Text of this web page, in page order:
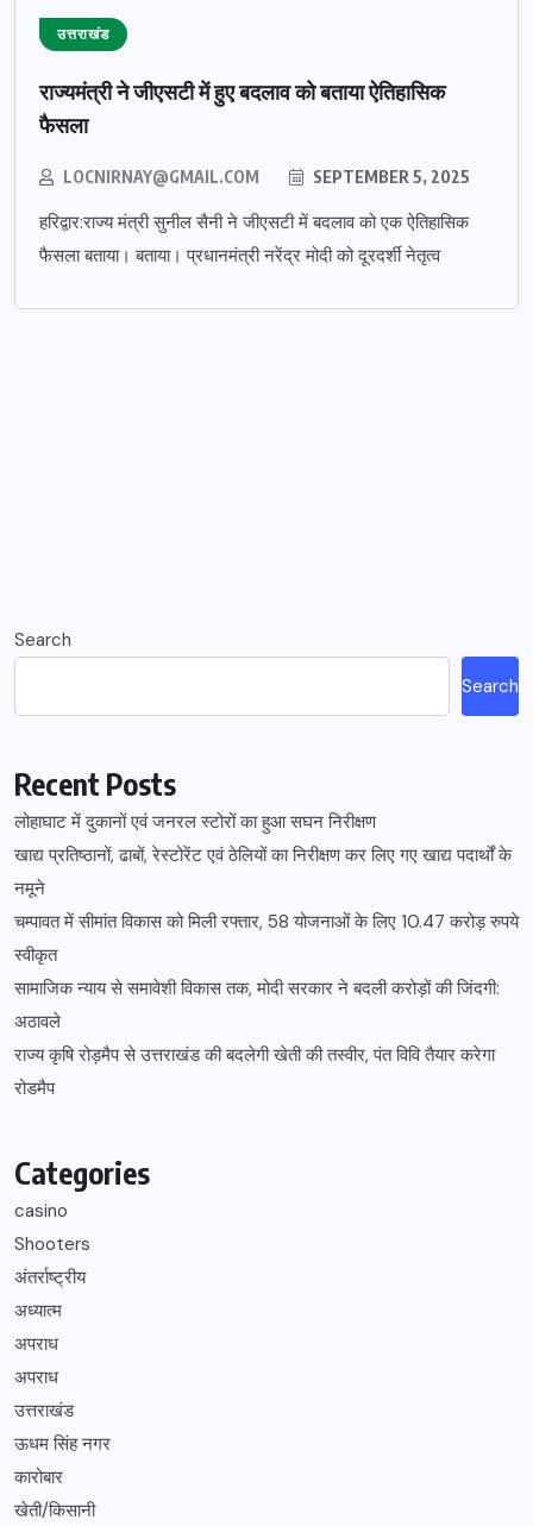
उत्तराखंड
राज्यमंत्री ने जीएसटी में हुए बदलाव को बताया ऐतिहासिक
फैसला
LOCNIRNAY@GMAIL.COM SEPTEMBER 5, 2025
हरिद्वार:राज्य मंत्री सुनील सैनी ने जीएसटी में बदलाव को एक ऐतिहासिक
फैसला बताया। बताया। प्रधानमंत्री नरेंद्र मोदी को दूरदर्शी नेतृत्व
Search
Search
Recent Posts
लोहाघाट में दुकानों एवं जनरल स्टोरों का हुआ सघन निरीक्षण
खाद्य प्रतिष्ठानों, ढाबों, रेस्टोरेंट एवं ठेलियों का निरीक्षण कर लिए गए खाद्य पदार्थों के
नमूने
चम्पावत में सीमांत विकास को मिली रफ्तार, 58 योजनाओं के लिए 10.47 करोड़ रुपये
स्वीकृत
सामाजिक न्याय से समावेशी विकास तक, मोदी सरकार ने बदली करोड़ों की जिंदगी:
अठावले
राज्य कृषि रोड़मैप से उत्तराखंड की बदलेगी खेती की तस्वीर, पंत विवि तैयार करेगा
रोडमैप
Categories
casino
Shooters
अंतर्राष्ट्रीय
अध्यात्म
अपराध
अपराध
उत्तराखंड
ऊधम सिंह नगर
कारोबार
खेती/किसानी